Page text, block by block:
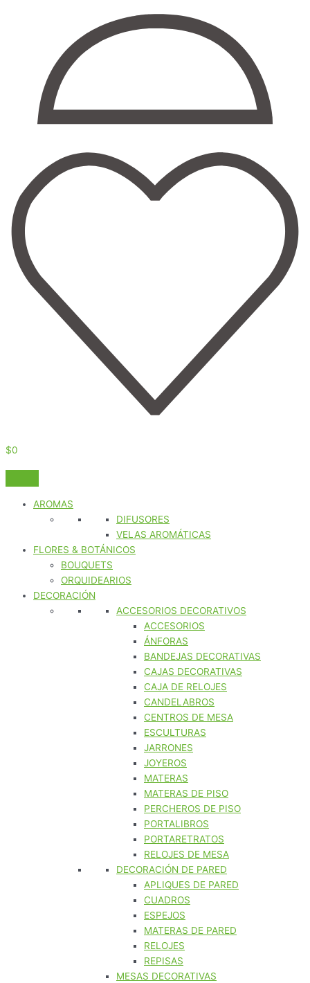
$0
AROMAS
DIFUSORES
VELAS AROMÁTICAS
FLORES & BOTÁNICOS
BOUQUETS
ORQUIDEARIOS
DECORACIÓN
ACCESORIOS DECORATIVOS
ACCESORIOS
ÁNFORAS
BANDEJAS DECORATIVAS
CAJAS DECORATIVAS
CAJA DE RELOJES
CANDELABROS
CENTROS DE MESA
ESCULTURAS
JARRONES
JOYEROS
MATERAS
MATERAS DE PISO
PERCHEROS DE PISO
PORTALIBROS
PORTARETRATOS
RELOJES DE MESA
DECORACIÓN DE PARED
APLIQUES DE PARED
CUADROS
ESPEJOS
MATERAS DE PARED
RELOJES
REPISAS
MESAS DECORATIVAS